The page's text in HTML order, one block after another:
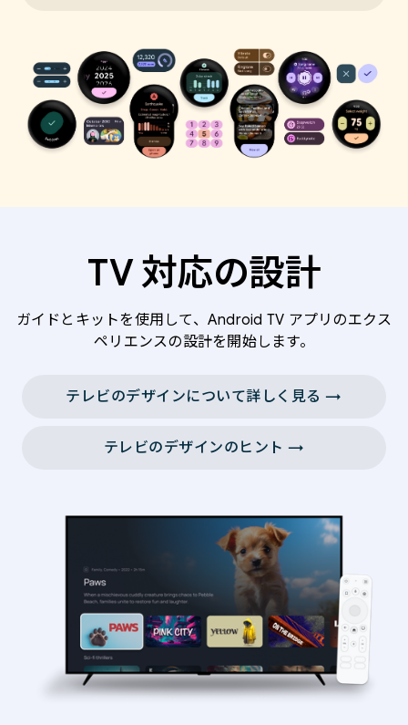
TV 対応の設計
ガイドとキットを使用して、Android TV アプリのエクス
ペリエンスの設計を開始します。
テレビのデザインについて詳しく見る →
テレビのデザインのヒント →